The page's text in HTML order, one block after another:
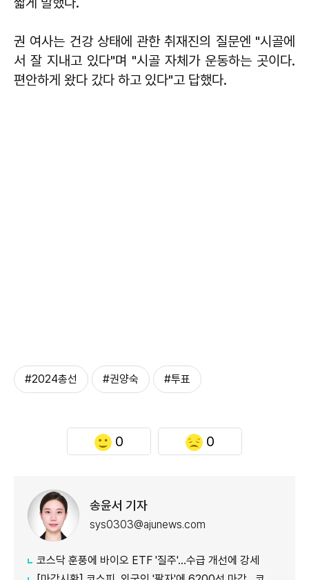
권 여사는 건강 상태에 관한 취재진의 질문엔 "시골에
서 잘 지내고 있다"며 "시골 자체가 운동하는 곳이다.
편안하게 왔다 갔다 하고 있다"고 답했다.
#2024총선 #권양숙 #투표
0 0
송윤서 기자
sys0303@ajunews.com
코스닥 훈풍에 바이오 ETF '질주'…수급 개선에 강세